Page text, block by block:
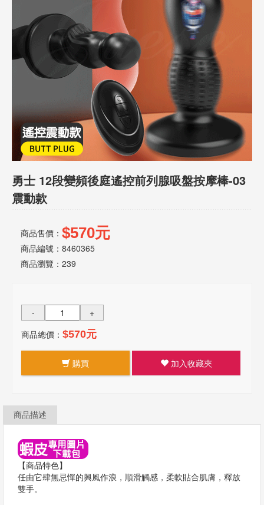
批
發
勇士 12段變頻後庭遙控前列腺吸盤按摩棒-03
震動款
商品售價： $570元
商品編號：8460365
商品瀏覽： 239
-
+
商品總價： $570元
購買 加入收藏夾
商品描述
【商品特色】
任由它肆無忌憚的興風作浪，順滑觸感，柔軟貼合肌膚，釋放
雙手。